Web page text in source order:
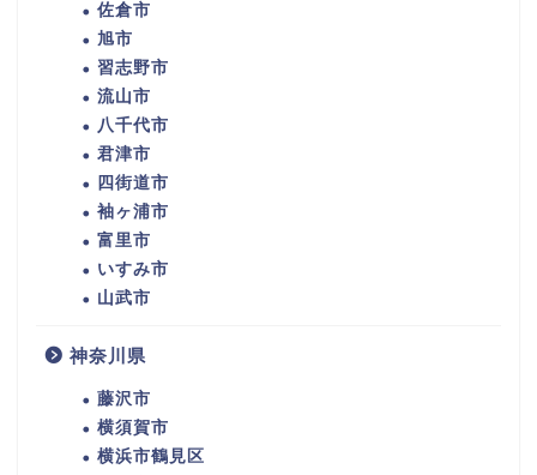
佐倉市
旭市
習志野市
流山市
八千代市
君津市
四街道市
袖ヶ浦市
富里市
いすみ市
山武市
神奈川県
藤沢市
横須賀市
横浜市鶴見区